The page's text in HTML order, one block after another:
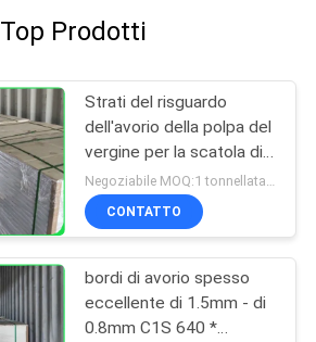
Top Prodotti
Strati del risguardo
dell'avorio della polpa del
vergine per la scatola di
imballaggio 230g - 400gNegoziabile MOQ:1 tonnellata per la dimensione comune & 10 tonnellate per la dimensione speciale
CONTATTO
bordi di avorio spesso
eccellente di 1.5mm - di
0.8mm C1S 640 *